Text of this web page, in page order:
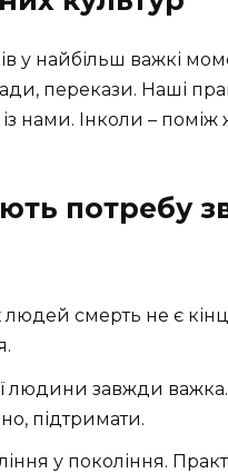
у найбільш важкі
перекази. Наші
нами. Інколи –
потребу
людей смерть не є
людини завжди важка.
підтримати.
у покоління.